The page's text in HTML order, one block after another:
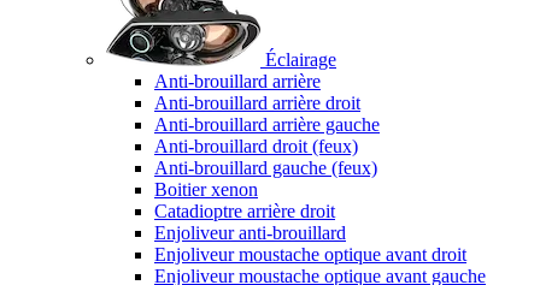
Éclairage
Anti-brouillard arrière
Anti-brouillard arrière droit
Anti-brouillard arrière gauche
Anti-brouillard droit (feux)
Anti-brouillard gauche (feux)
Boitier xenon
Catadioptre arrière droit
Enjoliveur anti-brouillard
Enjoliveur moustache optique avant droit
Enjoliveur moustache optique avant gauche